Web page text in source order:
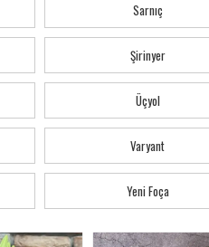
Sarnıç
Şirinyer
Üçyol
Varyant
Yeni Foça